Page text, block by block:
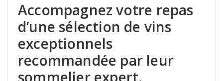
Accompagnez votre repas
d’une sélection de vins
exceptionnels
recommandée par leur
sommelier expert.